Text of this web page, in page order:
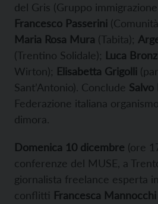
del Gris (Gruppo
Francesco Passerini
Maria Rosa Mura (Tabita);
(Trentino Solidale); Luca
Wirton); Elisabetta Grigolli
Sant’Antonio). Conclude Salvo
Federazione italiana
dimora.
Domenica 10 dicembre (ore
conferenze del MUSE, a
giornalista freelance esperta
conflitti Francesca Mannocchi